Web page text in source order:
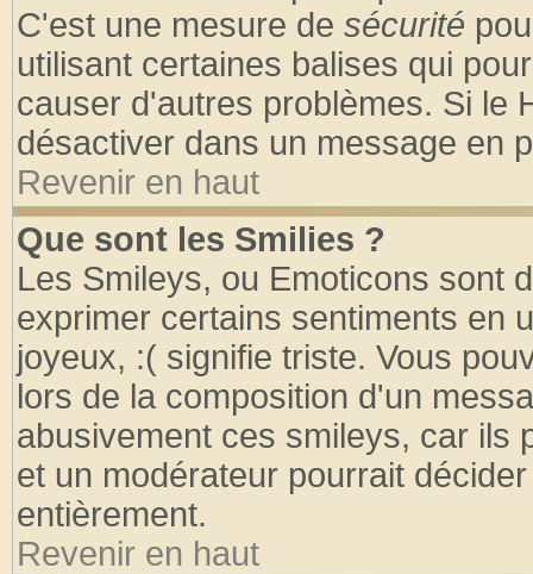
C'est une mesure de sécurité
utilisant certaines balises qui
causer d'autres problèmes. Si le
désactiver dans un message en
Revenir en haut
Que sont les Smilies ?
Les Smileys, ou Emoticons sont
exprimer certains sentiments en
joyeux, :( signifie triste. Vous
lors de la composition d'un
abusivement ces smileys, car ils
et un modérateur pourrait
entièrement.
Revenir en haut